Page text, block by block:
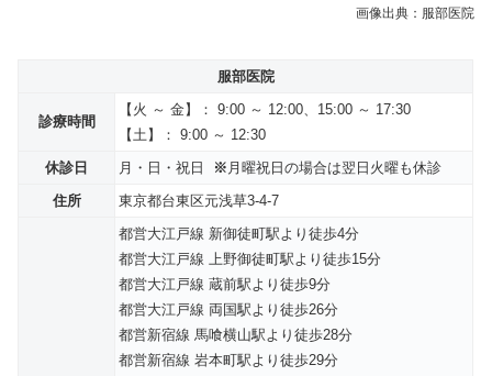
画像出典：服部医院
服部医院
診療時間
【火 ～ 金】： 9:00 ～ 12:00、15:00 ～ 17:30
【土】： 9:00 ～ 12:30
休診日
月・日・祝日 ※ 月曜祝日の場合は翌日火曜も休診
住所
東京都台東区元浅草3-4-7
都営大江戸線 新御徒町駅より徒歩4分
都営大江戸線 上野御徒町駅より徒歩15分
都営大江戸線 蔵前駅より徒歩9分
都営大江戸線 両国駅より徒歩26分
都営新宿線 馬喰横山駅より徒歩28分
都営新宿線 岩本町駅より徒歩29分